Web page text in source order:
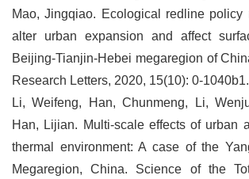
Mao, Jingqiao. Ecological redline policy
alter urban expansion and affect
Beijing-Tianjin-Hebei megaregion of
Research Letters, 2020, 15(10): 0-1040b1.
Li, Weifeng, Han, Chunmeng, Li,
Han, Lijian. Multi-scale effects of urban
thermal environment: A case of the
Megaregion, China. Science of the